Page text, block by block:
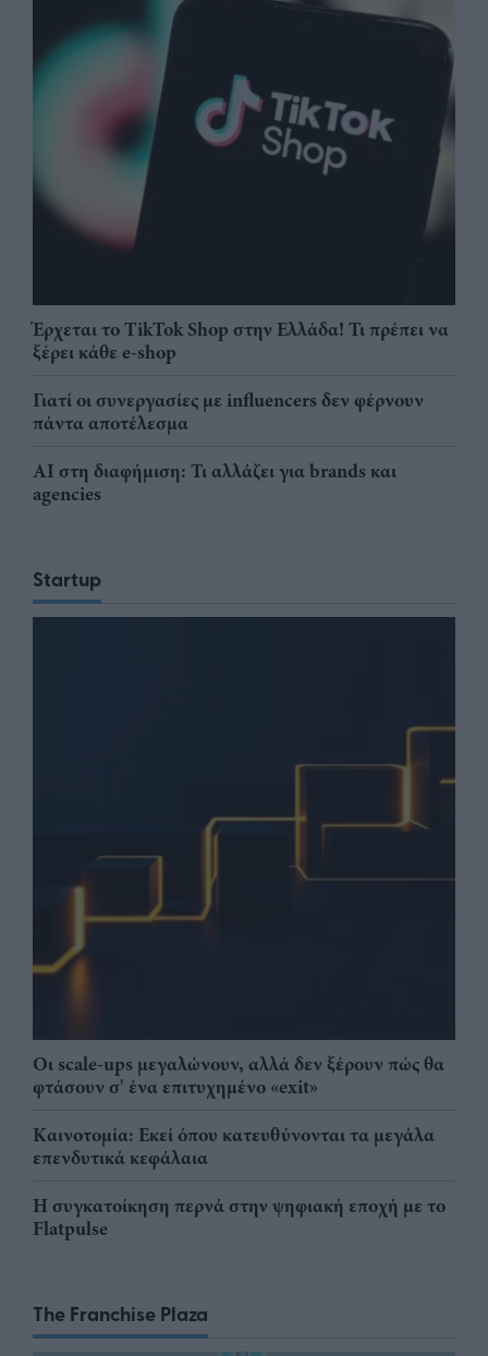
Έρχεται το TikTok Shop στην Ελλάδα! Τι πρέπει να
ξέρει κάθε e-shop
Γιατί οι συνεργασίες με influencers δεν φέρνουν
πάντα αποτέλεσμα
AI στη διαφήμιση: Τι αλλάζει για brands και
agencies
Startup
Οι scale-ups μεγαλώνουν, αλλά δεν ξέρουν πώς θα
φτάσουν σ' ένα επιτυχημένο «exit»
Καινοτομία: Εκεί όπου κατευθύνονται τα μεγάλα
επενδυτικά κεφάλαια
Η συγκατοίκηση περνά στην ψηφιακή εποχή με το
Flatpulse
The Franchise Plaza